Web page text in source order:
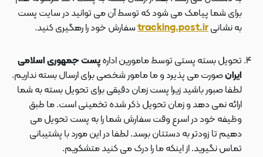
برای شما پیامک می شود که توسط آن می توانید در سایت پست
به نشانیtracking.post.irسفارش خود را رهگیری کنید.
تحویل بسته پستی توسط مامورین ادارهپست جمهوری اسلامی
ایرانصورت می پذیرد و ما مامور شخصی برای ارسال بسته نداریم.
لطفا صبور باشید زیرا پست زمان دقیقی برای تحویل بسته به شما
ارائه نمی دهد و زمان تحویل ذکر شده تخمینی است. ما طبق
وظیفه خود در اسرع وقت سفارش شما را به پست تحویل می
دهیم تا زودتر به دستتان برسد. لطفا در این مورد با پشتیبانی
تماس نگیرید. از اینکه ما را درک می کنید متشکریم.